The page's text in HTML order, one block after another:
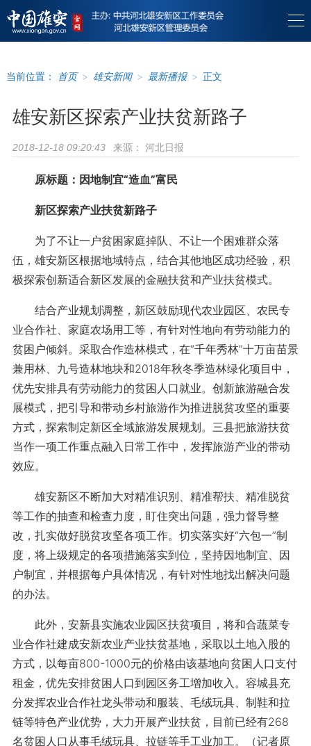
当前位置： 首页 > 雄安新闻 > 最新播报 > 正文
雄安新区探索产业扶贫新路子
2018-12-18 09:20:43 来源： 河北日报
原标题：因地制宜“造血”富民
新区探索产业扶贫新路子
为了不让一户贫困家庭掉队、不让一个困难群众落
伍，雄安新区根据地域特点，结合其他地区成功经验，积
极探索创新适合新区发展的金融扶贫和产业扶贫模式。
结合产业规划调整，新区鼓励现代农业园区、农民专
业合作社、家庭农场用工等，有针对性地向有劳动能力的
贫困户倾斜。采取合作造林模式，在“千年秀林”十万亩苗景
兼用林、九号造林地块和2018年秋冬季造林绿化项目中，
优先安排具有劳动能力的贫困人口就业。创新旅游融合发
展模式，把引导和带动乡村旅游作为推进脱贫攻坚的重要
方式，探索制定新区全域旅游发展规划。三县把旅游扶贫
当作一项工作重点融入日常工作中，发挥旅游产业的带动
效应。
雄安新区不断加大对精准识别、精准帮扶、精准脱贫
等工作的抽查和检查力度，盯住突出问题，强力督导整
改，扎实做好脱贫攻坚各项工作。切实落实好“六包一”制
度，将上级规定的各项措施落实到位，坚持因地制宜、因
户制宜，并根据每户具体情况，有针对性地找出解决问题
的办法。
此外，安新县实施农业园区扶贫项目，将和合蔬菜专
业合作社建成安新农业产业扶贫基地，采取以土地入股的
方式，以每亩800-1000元的价格由该基地向贫困人口支付
租金，优先安排贫困人口到园区务工增加收入。容城县充
分发挥农业合作社龙头带动和服装、毛绒玩具、制鞋和拉
链等特色产业优势，大力开展产业扶贫，目前已经有268
名贫困人口从事毛绒玩具、拉链等手工业加工。（记者原